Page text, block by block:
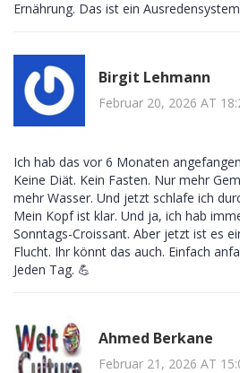
Ernährung. Das ist ein
Birgit Lehmann
Februar 20, 2026 AT
Ich hab das vor 6 Monaten
Keine Diät. Kein Fasten. Nur mehr
mehr Wasser. Und jetzt schlafe ich
Mein Kopf ist klar. Und ja, ich hab
Sonntags-Croissant. Aber jetzt ist es
Flucht. Ihr könnt das auch. Einfach
Jeden Tag. 💪
Ahmed Berkane
Februar 21, 2026 AT